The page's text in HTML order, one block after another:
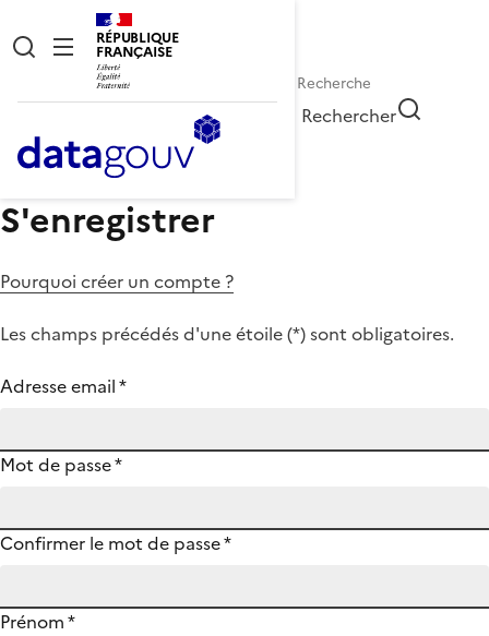
RÉPUBLIQUE
FRANÇAISE
Rechercher
S'enregistrer
Pourquoi créer un compte ?
Les champs précédés d'une étoile (*) sont obligatoires.
Adresse email*
Mot de passe*
Confirmer le mot de passe*
Prénom*